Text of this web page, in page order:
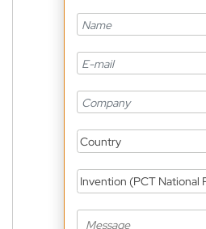
Country
Invention (PCT National